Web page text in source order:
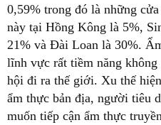
0,59% trong đó là những
này tại Hồng Kông là 5%,
21% và Đài Loan là 30%.
lĩnh vực rất tiềm năng
hội đi ra thế giới. Xu thế
ẩm thực bản địa, người tiêu
muốn tiếp cận ẩm thực